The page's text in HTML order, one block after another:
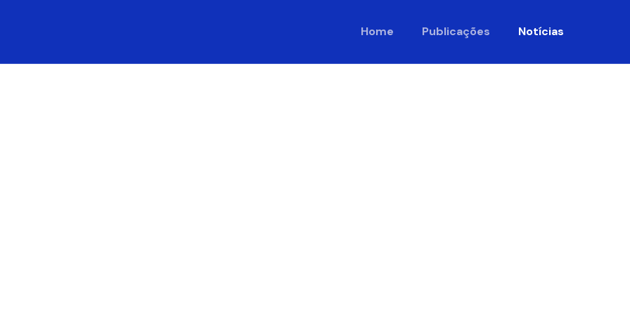
Home Publicações Notícias